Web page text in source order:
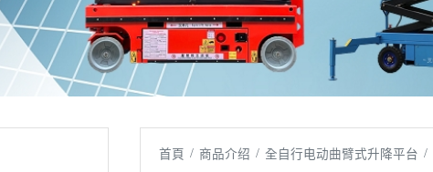
首頁 商品介绍 全自行电动曲臂式升降平台